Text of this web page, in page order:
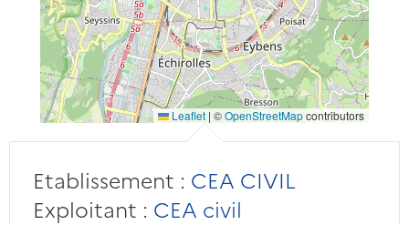
Leaflet | ©OpenStreetMapcontributors
Etablissement : CEA CIVIL
Exploitant : CEA civil